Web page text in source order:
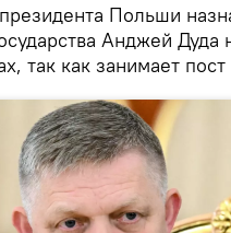
Польши
Анджей Дуда
так как занимает